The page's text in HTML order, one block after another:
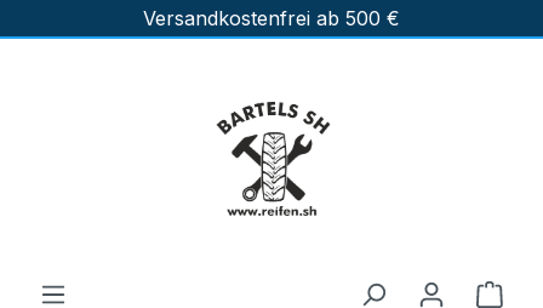
Zum Hauptinhalt springenVersandkostenfrei ab 500 €